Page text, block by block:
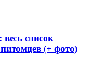
список
(+ фото)